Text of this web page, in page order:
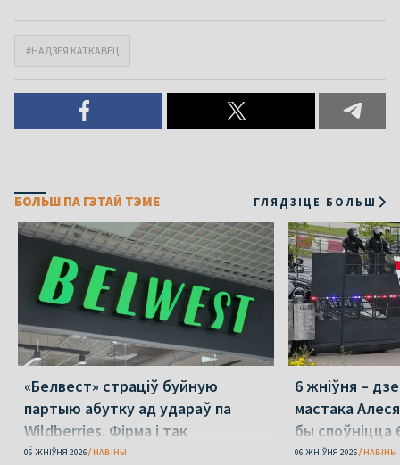
#НАДЗЕЯ КАТКАВЕЦ
БОЛЬШ ПА ГЭТАЙ ТЭМЕ ГЛЯДЗІЦЕ БОЛЬШ
«Белвест» страціў буйную
партыю абутку ад удараў па
Wildberries. Фірма і так
банкрутавала
06 ЖНІЎНЯ 2026 НАВІНЫ
6 жніўня –
мастака
бы споўніцца
06 ЖНІЎНЯ 2026 НАВІНЫ